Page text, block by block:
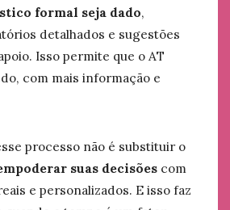
formal seja dado,
detalhados e sugestões
Isso permite que o AT
com mais informação e
processo não é substituir o
suas decisões com
e personalizados. E isso faz